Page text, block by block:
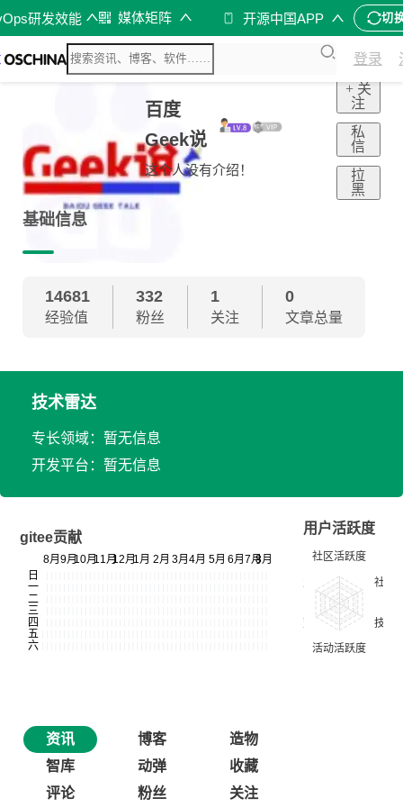
研发效能 媒体矩阵 开源中国APP 切
登录
百度
Geek说
这个人没有介绍！
+ 关
注
私
信
拉
黑
基础信息
14681
经验值
332
粉丝
1
关注
0
文章总量
技术雷达
专长领域：暂无信息
开发平台：暂无信息
gitee贡献
用户活跃度
资讯 博客
造物
智库
动弹
收藏
评论
粉丝 关注